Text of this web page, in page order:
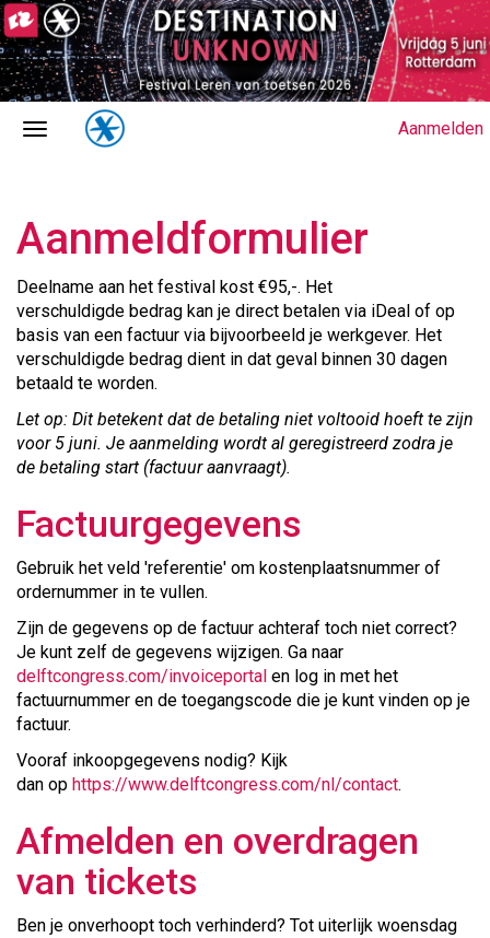
Aanmelden
Aanmeldformulier
Deelname aan het festival kost €95,-. Het
verschuldigde bedrag kan je direct betalen via iDeal of op
basis van een factuur via bijvoorbeeld je werkgever. Het
verschuldigde bedrag dient in dat geval binnen 30 dagen
betaald te worden.
Let op: Dit betekent dat de betaling niet voltooid hoeft te zijn
voor 5 juni. Je aanmelding wordt al geregistreerd zodra je
de betaling start (factuur aanvraagt).
Factuurgegevens
Gebruik het veld 'referentie' om kostenplaatsnummer of
ordernummer in te vullen.
Zijn de gegevens op de factuur achteraf toch niet correct?
Je kunt zelf de gegevens wijzigen. Ga naar
delftcongress.com/invoiceportal en log in met het
factuurnummer en de toegangscode die je kunt vinden op je
factuur.
Vooraf inkoopgegevens nodig? Kijk
dan op https://www.delftcongress.com/nl/contact.
Afmelden en overdragen
van tickets
Ben je onverhoopt toch verhinderd? Tot uiterlijk woensdag